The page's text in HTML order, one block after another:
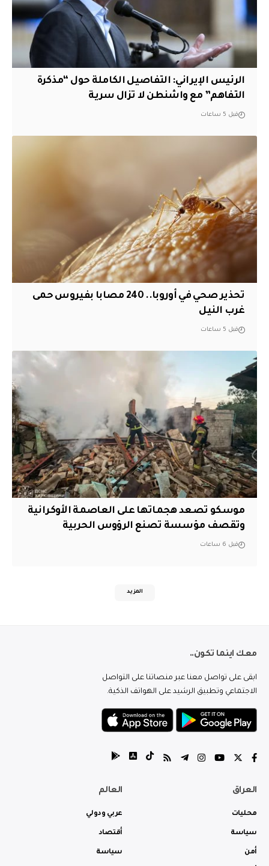
الرئيس الإيراني: التفاصيل الكاملة حول “مذكرة
التفاهم” مع واشنطن لا تزال سرية
قبل 5 ساعات
تحذير صحي في أوروبا.. 240 مصابا بفيروس حمى
غرب النيل
قبل 5 ساعات
موسكو تصعد هجماتها على العاصمة الأوكرانية
وتقصف مؤسسة تصنع الرؤوس الحربية
قبل 6 ساعات
المزيد
معك اينما تكون..
ابقى على تواصل معنا عبر منصاتنا على التواصل
الاجتماعي وتطبيق الرشيد على الهواتف الذكية.
العراق
محليات
سياسة
أمن
العالم
عربي ودولي
أقتصاد
سياسة